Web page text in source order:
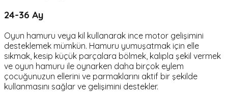
24-36 Ay
Oyun hamuru veya kil kullanarak ince motor gelişimini
desteklemek mümkün. Hamuru yumuşatmak için elle
sıkmak, kesip küçük parçalara bölmek, kalıpla şekil vermek
ve oyun hamuru ile oynarken daha birçok eylem
çocuğunuzun ellerini ve parmaklarını aktif bir şekilde
kullanmasını sağlar ve gelişimini destekler.